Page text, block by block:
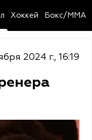
Хоккей Бокс/MMA
2024 г., 16:19